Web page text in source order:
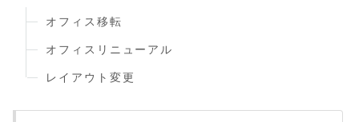
オフィス移転
オフィスリニューアル
レイアウト変更